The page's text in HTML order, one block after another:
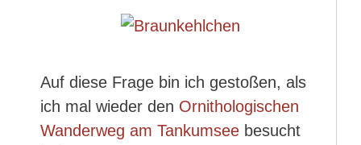
Auf diese Frage bin ich gestoßen, als
ich mal wieder den Ornithologischen
Wanderweg am Tankumsee besucht